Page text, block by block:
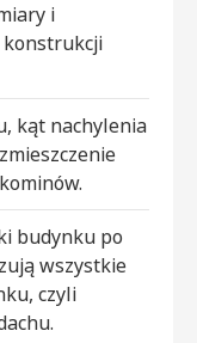
i
konstrukcji
kąt nachylenia
budynku po
wszystkie
czyli